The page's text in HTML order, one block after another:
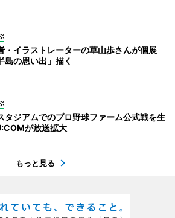
・イラストレーターの草山歩さんが個展
島の思い出」描く
タジアムでのプロ野球ファーム公式戦を生
が放送拡大
もっと見る